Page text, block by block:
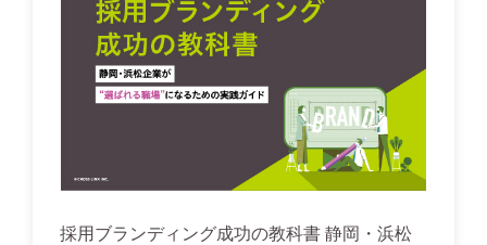
採用ブランディング成功の教科書 静岡・浜松